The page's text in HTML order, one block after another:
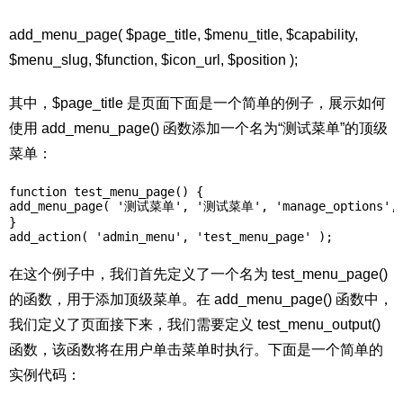
add_menu_page( $page_title, $menu_title, $capability,
$menu_slug, $function, $icon_url, $position );
其中，$page_title 是页面下面是一个简单的例子，展示如何
使用 add_menu_page() 函数添加一个名为“测试菜单”的顶级
菜单：
function test_menu_page() {
add_menu_page( '测试菜单', '测试菜单',
}
在这个例子中，我们首先定义了一个名为 test_menu_page()
的函数，用于添加顶级菜单。在 add_menu_page() 函数中，
我们定义了页面接下来，我们需要定义 test_menu_output()
函数，该函数将在用户单击菜单时执行。下面是一个简单的
实例代码：